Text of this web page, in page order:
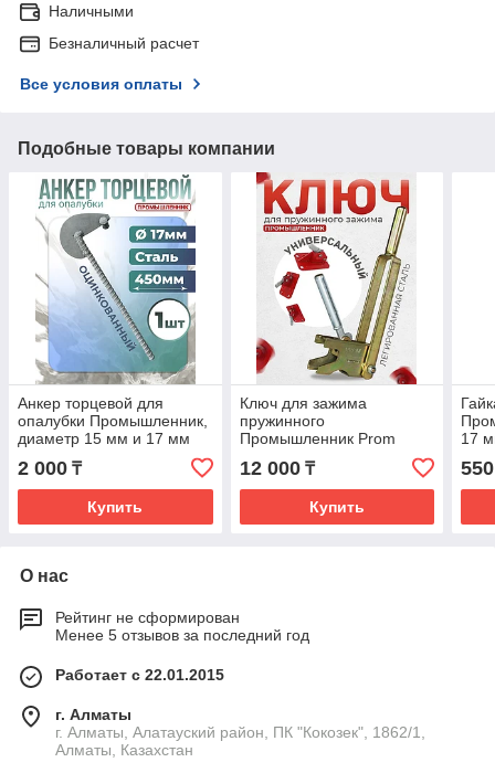
Наличными
Безналичный расчет
Все условия оплаты
Подобные товары компании
Анкер торцевой для
опалубки Промышленник,
диаметр 15 мм и 17 мм
2 000 ₸
Купить
Ключ для зажима
пружинного
Промышленник Prom
12 000₸
Купить
17
550
О нас
Рейтинг не сформирован
Менее 5 отзывов за последний год
Работает с 22.01.2015
г. Алматы
г. Алматы, Алатауский район, ПК "Кокозек", 1862/1,
Алматы, Казахстан